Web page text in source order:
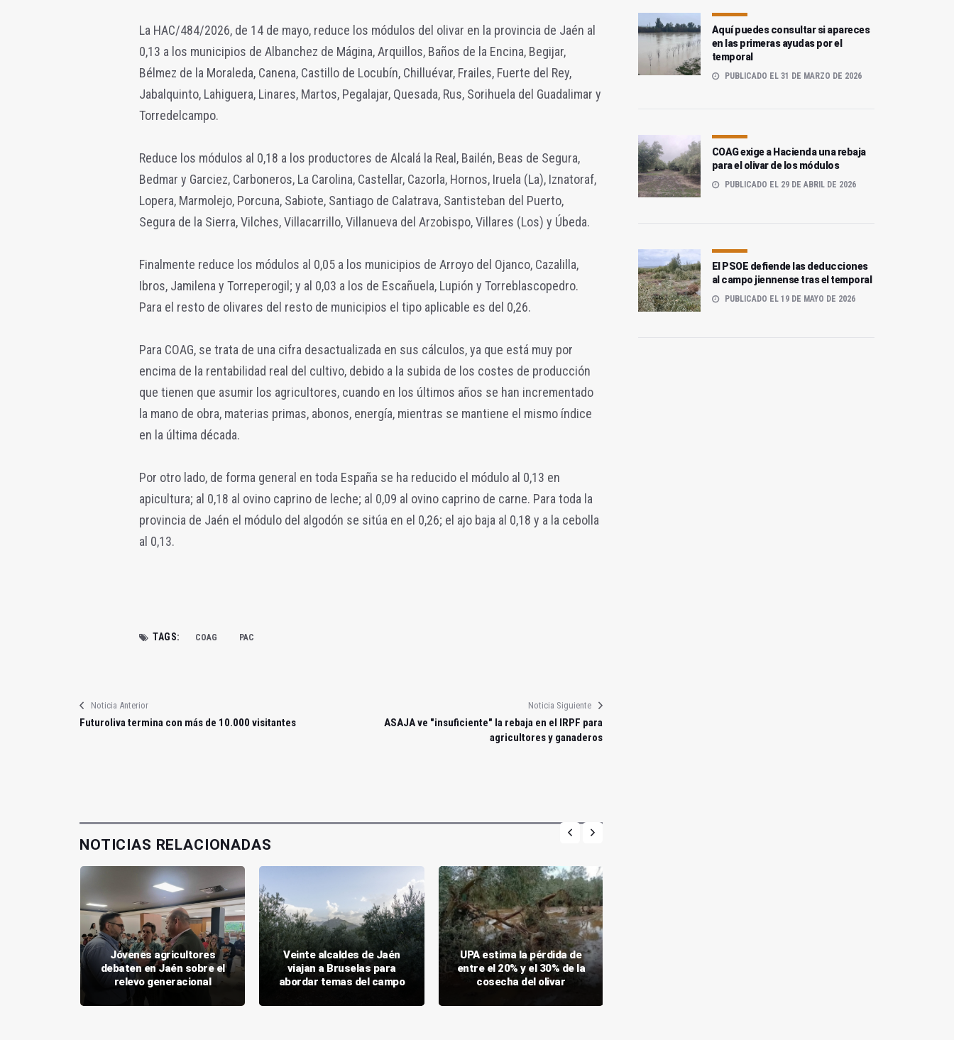
La HAC/484/2026, de 14 de mayo, reduce los módulos del olivar en la provincia de Jaén al
0,13 a los municipios de Albanchez de Mágina, Arquillos, Baños de la Encina, Begijar,
Bélmez de la Moraleda, Canena, Castillo de Locubín, Chilluévar, Frailes, Fuerte del Rey,
Jabalquinto, Lahiguera, Linares, Martos, Pegalajar, Quesada, Rus, Sorihuela del Guadalimar y
Torredelcampo.
Reduce los módulos al 0,18 a los productores de Alcalá la Real, Bailén, Beas de Segura,
Bedmar y Garciez, Carboneros, La Carolina, Castellar, Cazorla, Hornos, Iruela (La), Iznatoraf,
Lopera, Marmolejo, Porcuna, Sabiote, Santiago de Calatrava, Santisteban del Puerto,
Segura de la Sierra, Vilches, Villacarrillo, Villanueva del Arzobispo, Villares (Los) y Úbeda.
Finalmente reduce los módulos al 0,05 a los municipios de Arroyo del Ojanco, Cazalilla,
Ibros, Jamilena y Torreperogil; y al 0,03 a los de Escañuela, Lupión y Torreblascopedro.
Para el resto de olivares del resto de municipios el tipo aplicable es del 0,26.
Para COAG, se trata de una cifra desactualizada en sus cálculos, ya que está muy por
encima de la rentabilidad real del cultivo, debido a la subida de los costes de producción
que tienen que asumir los agricultores, cuando en los últimos años se han incrementado
la mano de obra, materias primas, abonos, energía, mientras se mantiene el mismo índice
en la última década.
Por otro lado, de forma general en toda España se ha reducido el módulo al 0,13 en
apicultura; al 0,18 al ovino caprino de leche; al 0,09 al ovino caprino de carne. Para toda la
provincia de Jaén el módulo del algodón se sitúa en el 0,26; el ajo baja al 0,18 y a la cebolla
al 0,13.
TAGS: COAG PAC
Noticia Anterior
Futuroliva termina con más de 10.000 visitantes
Noticia Siguiente
ASAJA ve "insuficiente" la rebaja en el IRPF para
agricultores y ganaderos
NOTICIAS RELACIONADAS
Jóvenes agricultores
debaten en Jaén sobre el
relevo generacional
Veinte alcaldes de Jaén
viajan a Bruselas para
abordar temas del campo
UPA estima la pérdida de
entre el 20% y el 30% de la
cosecha del olivar
Aquí puedes consultar si apareces
en las primeras ayudas por el
temporal
PUBLICADO EL 31 DE MARZO DE 2026
COAG exige a Hacienda una rebaja
para el olivar de los módulos
PUBLICADO EL 29 DE ABRIL DE 2026
El PSOE defiende las deducciones
al campo jiennense tras el temporal
PUBLICADO EL 19 DE MAYO DE 2026